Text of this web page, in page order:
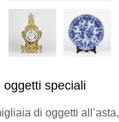
oggetti speciali
di oggetti all’asta,